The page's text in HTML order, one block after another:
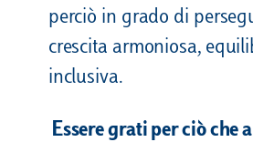
perciò in grado di
crescita armoniosa,
inclusiva.
Essere grati per ciò che